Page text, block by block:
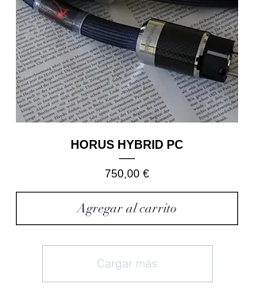
HORUS HYBRID PC
Precio
750,00 €
Agregar al carrito
Cargar más